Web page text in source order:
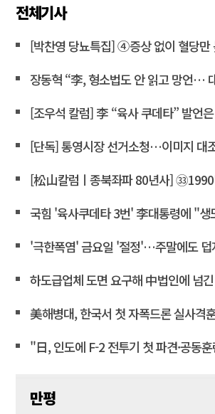
전체기사
[박찬영 당뇨특집] ④증상 없이 혈당만 높다면 ‘고
장동혁 “李, 형소법도 안 읽고 망언…
[조우석 칼럼] 李 “육사 쿠데타” 발언
[단독] 통영시장 선거소청…이미지 대
[松山칼럼ㅣ종북좌파 80년사] ㉝1990년대
국힘 '육사쿠데타 3번' 李대통령에 "생도들 예비
'극한폭염' 금요일 '절정'…주말에도 덥
하도급업체 도면 요구해 中법인에 넘긴 세라
美해병대, 한국서 첫 자폭드론 실사격훈련…"
"日, 인도에 F-2 전투기 첫 파견·공동
만평